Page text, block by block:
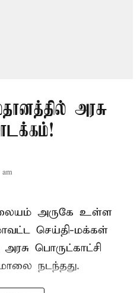
அரசு
அருகே உள்ள
செய்தி-மக்கள்
பொருட்காட்சி
நடந்தது.